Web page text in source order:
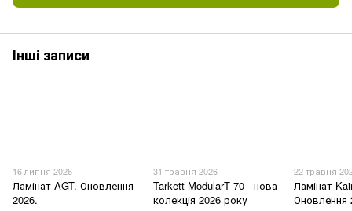
Інші записи
16 липня 2026
Ламінат AGT. Оновлення
2026.
31 травня 2026
Tarkett ModularT 70 - нова
колекція 2026 року
22 травня
Ламінат
Оновлення